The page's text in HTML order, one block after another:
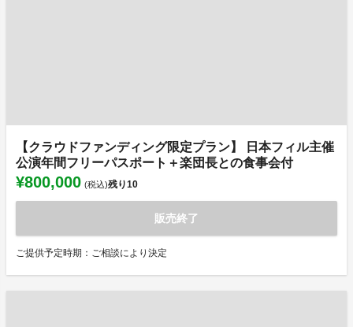
【クラウドファンディング限定プラン】 日本フィル主催
公演年間フリーパスポート＋楽団長との食事会付
¥800,000 (税込)残り10
販売終了
ご提供予定時期：ご相談により決定